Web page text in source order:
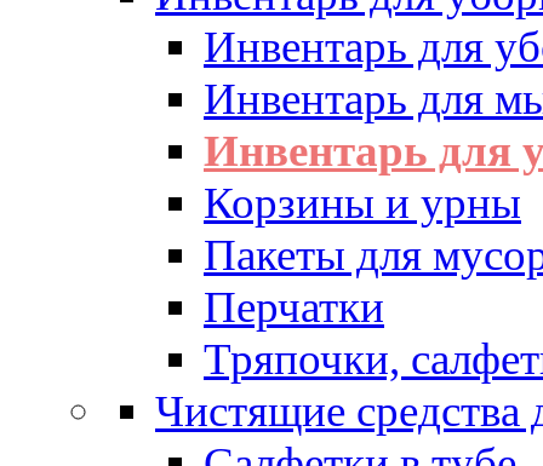
Инвентарь для
Инвентарь для
Инвентарь для
Корзины и урны
Пакеты для
Перчатки
Тряпочки,
Чистящие средства